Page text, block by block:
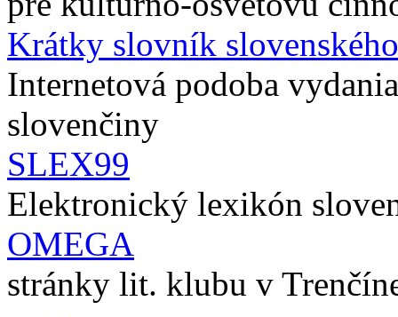
Krátky slovník
Internetová podoba
slovenčiny
SLEX99
Elektronický lexikón
OMEGA
stránky lit. klubu v